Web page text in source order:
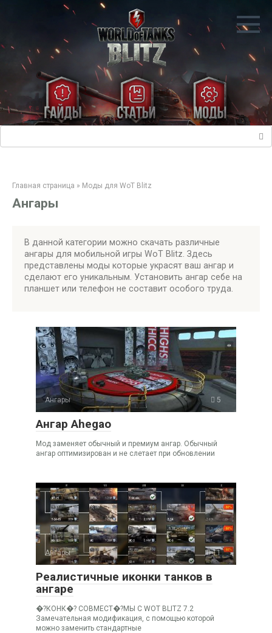
Главная страница » Моды для WoT Blitz
Ангары
В данной категории можно скачать различные
ангары для мобильной игры WoT Blitz. Здесь
представлены моды которые украсят ваш ангар и
сделают его уникальным. Установить ангар себе на
планшет или телефон не составит особого труда.
Ангары 5
Ангар Ahegao
Мод заменяет обычный и премиум ангар. Обычный
ангар оптимизирован и не слетает при обновлении
Ангары 11
Реалистичные иконки танков в
ангаре
�?КОНК�? СОВМЕСТ�?МЫ С WOT BLITZ 7.2
Замечательная модификация, с помощью которой
можно заменить стандартные